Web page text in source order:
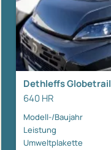
Dethleffs Globetrail
640 HR
Modell-/Baujahr
Leistung
Umweltplakette